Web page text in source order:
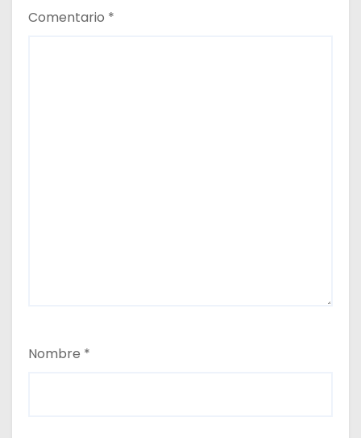
a
Comentario *
Nombre *